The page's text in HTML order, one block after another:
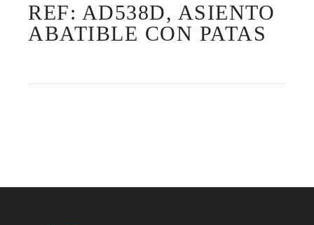
REF: AD538D, ASIENTO
ABATIBLE CON PATAS